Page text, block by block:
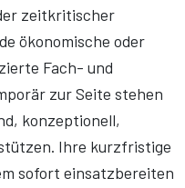
zeitkritischer
ökonomische oder
Fach- und
zur Seite stehen
konzeptionell,
Ihre kurzfristige
sofort einsatzbereiten